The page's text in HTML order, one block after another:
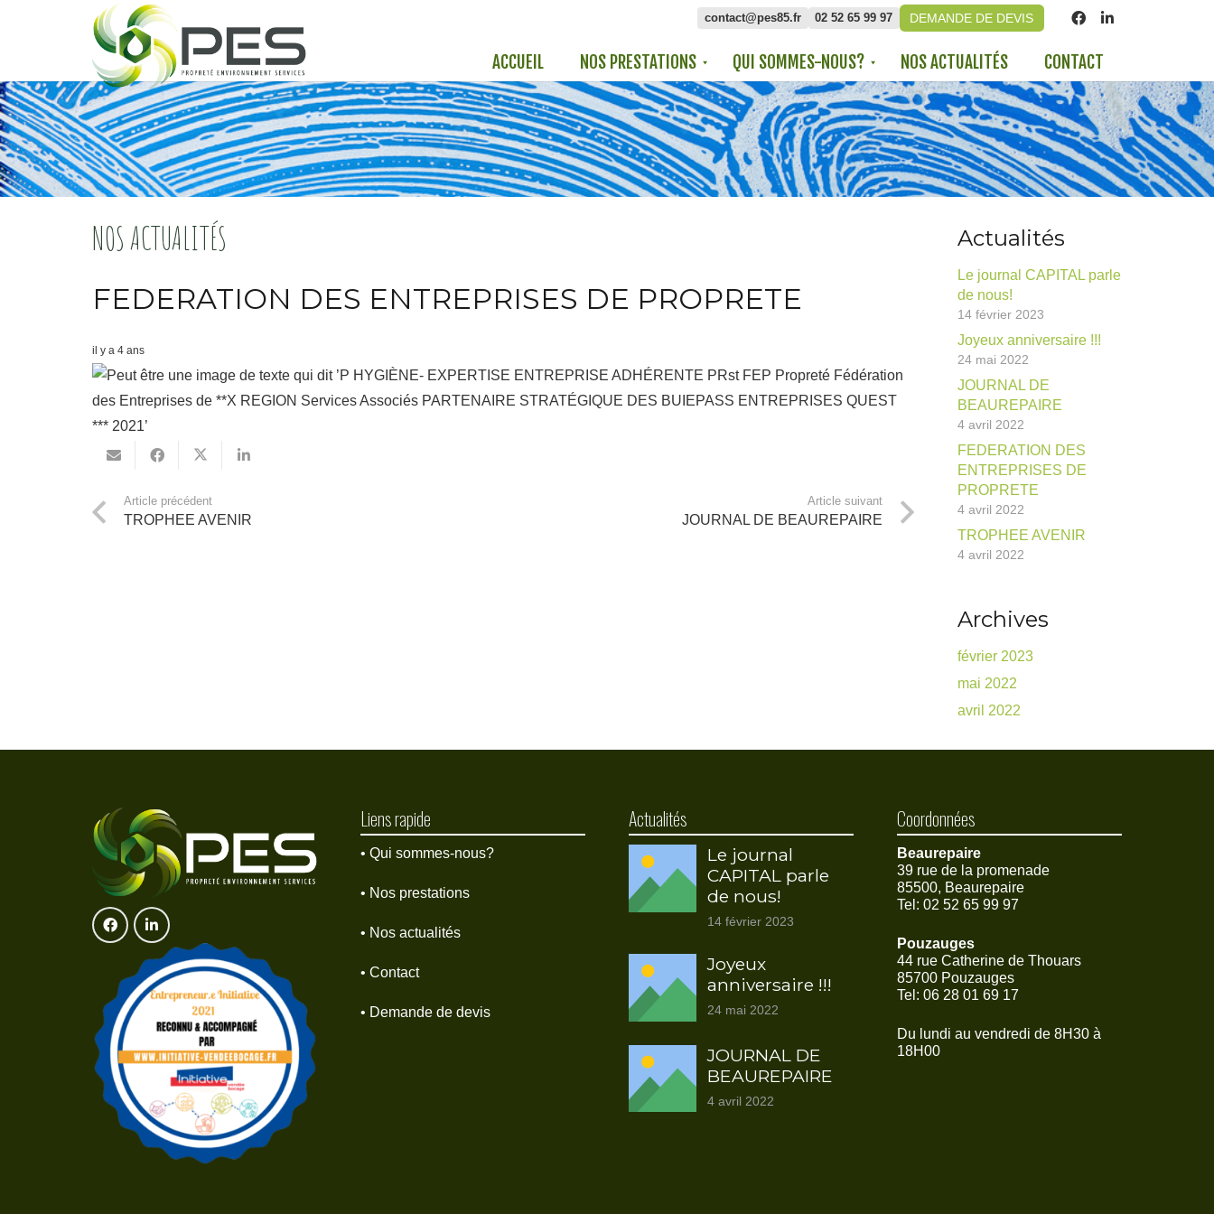
contact@pes85.fr 02 52 65 99 97 DEMANDE DE DEVIS
ACCUEIL NOS PRESTATIONS QUI SOMMES-NOUS? NOS ACTUALITÉS CONTACT
NOS ACTUALITÉS
FEDERATION DES ENTREPRISES DE PROPRETE
il y a 4 ans
Article précédent
TROPHEE AVENIR
Article suivant
JOURNAL DE BEAUREPAIRE
Actualités
Le journal CAPITAL parle
de nous!
14 février 2023
Joyeux anniversaire !!!
24 mai 2022
JOURNAL DE
BEAUREPAIRE
4 avril 2022
FEDERATION DES
ENTREPRISES DE
PROPRETE
4 avril 2022
TROPHEE AVENIR
4 avril 2022
Archives
février 2023
mai 2022
avril 2022
Liens rapide
• Qui sommes-nous?
• Nos prestations
• Nos actualités
• Contact
• Demande de devis
Actualités
Le journal
CAPITAL parle
de nous!
14 février 2023
Joyeux
anniversaire !!!
24 mai 2022
JOURNAL DE
BEAUREPAIRE
4 avril 2022
Coordonnées
Beaurepaire
39 rue de la promenade
85500, Beaurepaire
Tel: 02 52 65 99 97
Pouzauges
44 rue Catherine de Thouars
85700 Pouzauges
Tel: 06 28 01 69 17
Du lundi au vendredi de 8H30 à
18H00